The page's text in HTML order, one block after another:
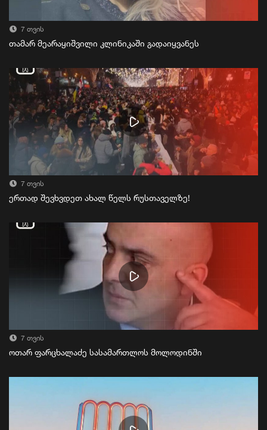
7 თვის
თამარ მეარაყიშვილი კლინიკაში გადაიყვანეს
7 თვის
ერთად შევხვდეთ ახალ წელს რუსთაველზე!
7 თვის
ოთარ ფარცხალაძე სასამართლოს მოლოდინში